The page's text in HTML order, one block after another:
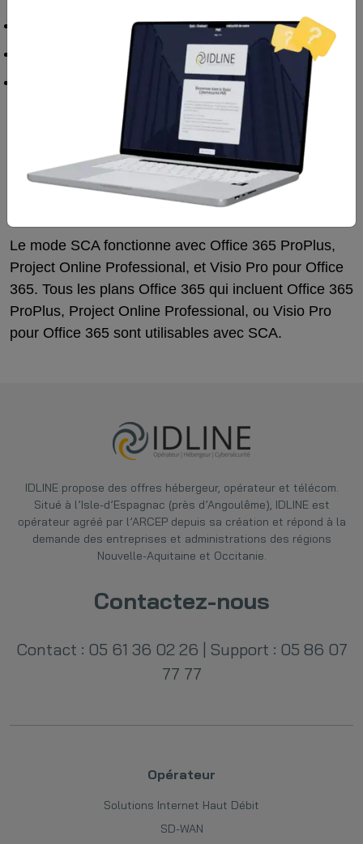
Windows 10 Enterprise E3 et E5 (avec VDI)
Windows 10 Enterprise E3 VDA
Microsoft 365 Enterprise (Initialement Secure
Productive Enterprise ou SPE) E3 et E5
Quelles versions d’Office
supportent SCA ?
Le mode SCA fonctionne avec Office 365 ProPlus,
Project Online Professional, et Visio Pro pour Office
365. Tous les plans Office 365 qui incluent Office 365
ProPlus, Project Online Professional, ou Visio Pro
pour Office 365 sont utilisables avec SCA.
IDLINEpropose des offres hébergeur, opérateur et télécom.
Situé à l’Isle-d’Espagnac (près d’Angoulême), IDLINE est
opérateur agréé par l’ARCEP depuis sa création et répond à la
demande des entreprises et administrations des régions
Nouvelle-Aquitaine et Occitanie.
Contactez-nous
Contact : 05 61 36 02 26 | Support : 05 86 07
77 77
Opérateur
Solutions Internet Haut Débit
SD-WAN